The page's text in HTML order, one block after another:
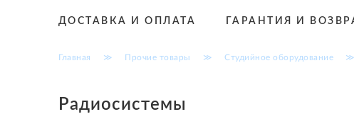
ДОСТАВКА И ОПЛАТА ГАРАНТИЯ И
Главная ≫ Прочие товары ≫ Студийное оборудование ≫
Радиосистемы